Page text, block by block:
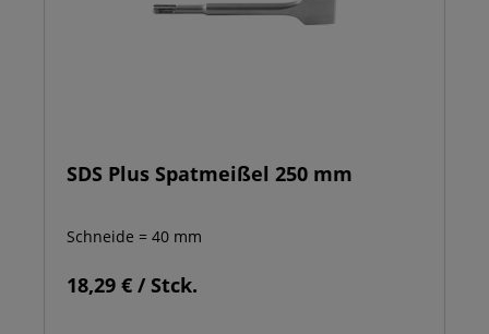
SDS Plus Spatmeißel 250 mm
Schneide = 40 mm
18,29 € / Stck.